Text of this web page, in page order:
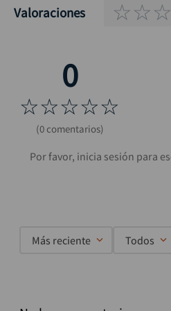
Valoraciones ☆☆☆
☆☆☆☆☆
(0 comentarios)
Más reciente Todos